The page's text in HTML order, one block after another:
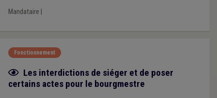
Mandataire
Fonctionnement
Fiche focus
Les interdictions de siéger et de poser
certains actes pour le bourgmestre